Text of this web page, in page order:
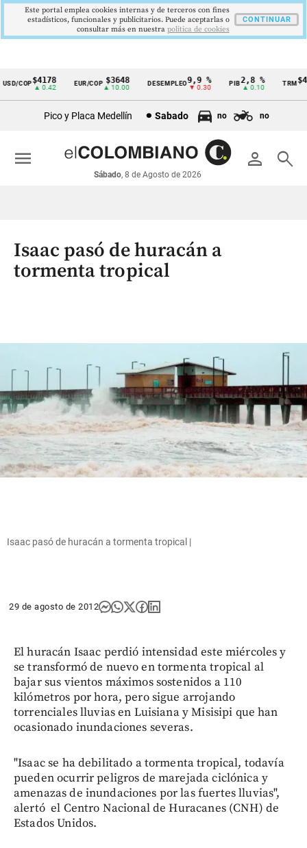
Cintillo
económicos
Colombia
COP$4178
▲ 0.42
EUR/COP $3648
▲ 10.00
DESEMPLEO 9,9 %
▼ 0.30
2,8 %
▲ 0.10
TRM
Pico y Placa Medellín Sabado no no
person search
Sábado, 8 de Agosto de 2026
menu
Isaac pasó de huracán a
tormenta tropical
Isaac pasó de huracán a tormenta tropical |
29 de agosto de 2012
El huracán Isaac perdió intensidad este miércoles y
se transformó de nuevo en tormenta tropical al
bajar sus vientos máximos sostenidos a 110
kilómetros por hora, pero sigue arrojando
torrenciales lluvias en Luisiana y Misisipi que han
ocasionado inundaciones severas.
"Isaac se ha debilitado a tormenta tropical, todavía
pueden ocurrir peligros de marejada ciclónica y
amenazas de inundaciones por las fuertes lluvias",
alertó el Centro Nacional de Huracanes (CNH) de
Estados Unidos.
Este portal emplea cookies internas y de terceros con fines
estadísticos, funcionales y publicitarios. Puede aceptarlas o
consultar más en nuestra politica de cookies
CONTINUAR